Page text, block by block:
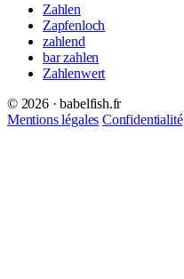
Zahlen
Zapfenloch
zahlend
bar zahlen
Zahlenwert
© 2026 · babelfish.fr
Mentions légales Confidentialité